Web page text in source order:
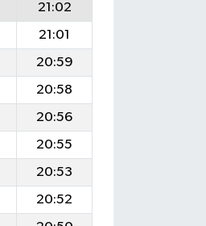
21:02
21:01
20:59
20:58
20:56
20:55
20:53
20:52